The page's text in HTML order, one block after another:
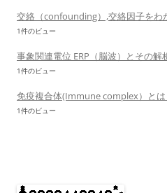
交絡（confounding）,交絡因子をわ
1件のビュー
事象関連電位 ERP（脳波）とその解
1件のビュー
免疫複合体(Immune complex）と
1件のビュー